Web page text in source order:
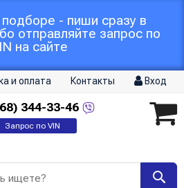
- пиши сразу в
отправляйте запрос по
на сайте
и оплата Контакты Вход
344-33-46
Запрос по VIN
ищете?